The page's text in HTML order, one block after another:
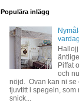
Populära inlägg
Piffat
och
nöjd. Ovan kan ni se
tjuvtitt i spegeln, som
snick...